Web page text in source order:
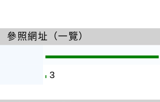
參照網址（一覽）
3